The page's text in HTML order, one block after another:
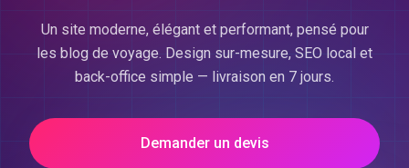
Un site moderne, élégant et performant, pensé pour
les blog de voyage. Design sur-mesure, SEO local et
back-office simple — livraison en 7 jours.
Demander un devis